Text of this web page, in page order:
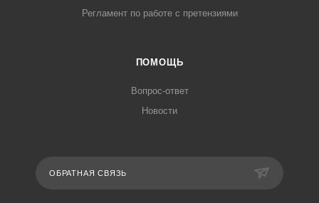
Регламент по работе с претензиями
ПОМОЩЬ
Вопрос-ответ
Новости
ОБРАТНАЯ СВЯЗЬ